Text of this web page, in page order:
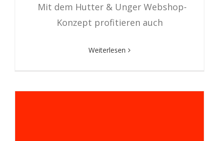
Mit dem Hutter & Unger Webshop-
Konzept profitieren auch
Weiterlesen